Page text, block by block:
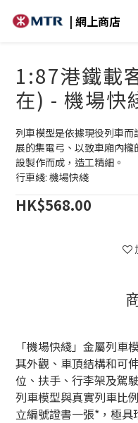
| 網上商店
1:87港鐵載
在) - 機場快
列車模型是依據現役列車
展的集電弓、以致車廂內
設製作而成，造工精細。
行車綫: 機場快綫
HK$568.00
「機場快綫」金屬列車
其外觀、車頂結構和可
位、扶手、行李架及駕
列車模型與真實列車比
立編號證書一張*，極具